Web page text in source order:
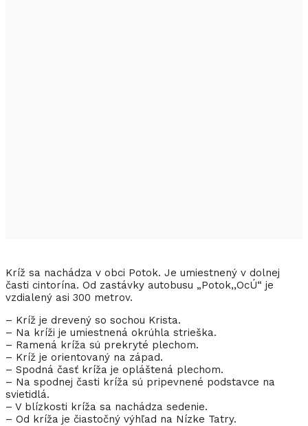
Kríž sa nachádza v obci Potok. Je umiestnený v dolnej
časti cintorína. Od zastávky autobusu „Potok,,OcÚ“ je
vzdialený asi 300 metrov.
– Kríž je drevený so sochou Krista.
– Na kríži je umiestnená okrúhla strieška.
– Ramená kríža sú prekryté plechom.
– Kríž je orientovaný na západ.
– Spodná časť kríža je opláštená plechom.
– Na spodnej časti kríža sú pripevnené podstavce na
svietidlá.
– V blízkosti kríža sa nachádza sedenie.
– Od kríža je čiastočný výhľad na Nízke Tatry.